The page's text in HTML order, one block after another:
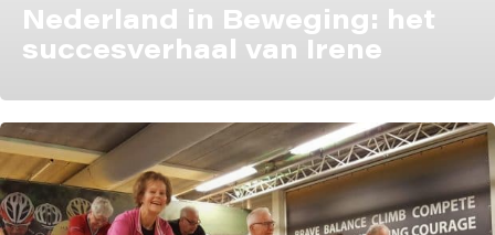
Nederland in Beweging: het
succesverhaal van Irene